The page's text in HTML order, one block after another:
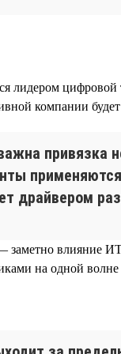
лидером
компании
привязка
драйвером
влияние
на одной волне